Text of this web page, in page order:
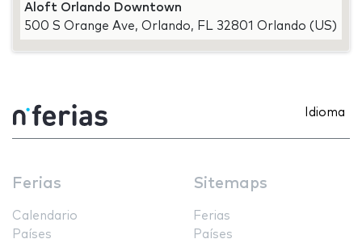
Aloft Orlando Downtown
500 S Orange Ave, Orlando, FL 32801 Orlando (US)
Idioma
Ferias
Calendario
Países
Sitemaps
Ferias
Países